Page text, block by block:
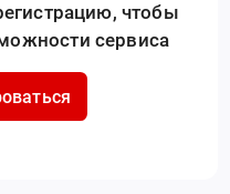
чтобы
сервиса